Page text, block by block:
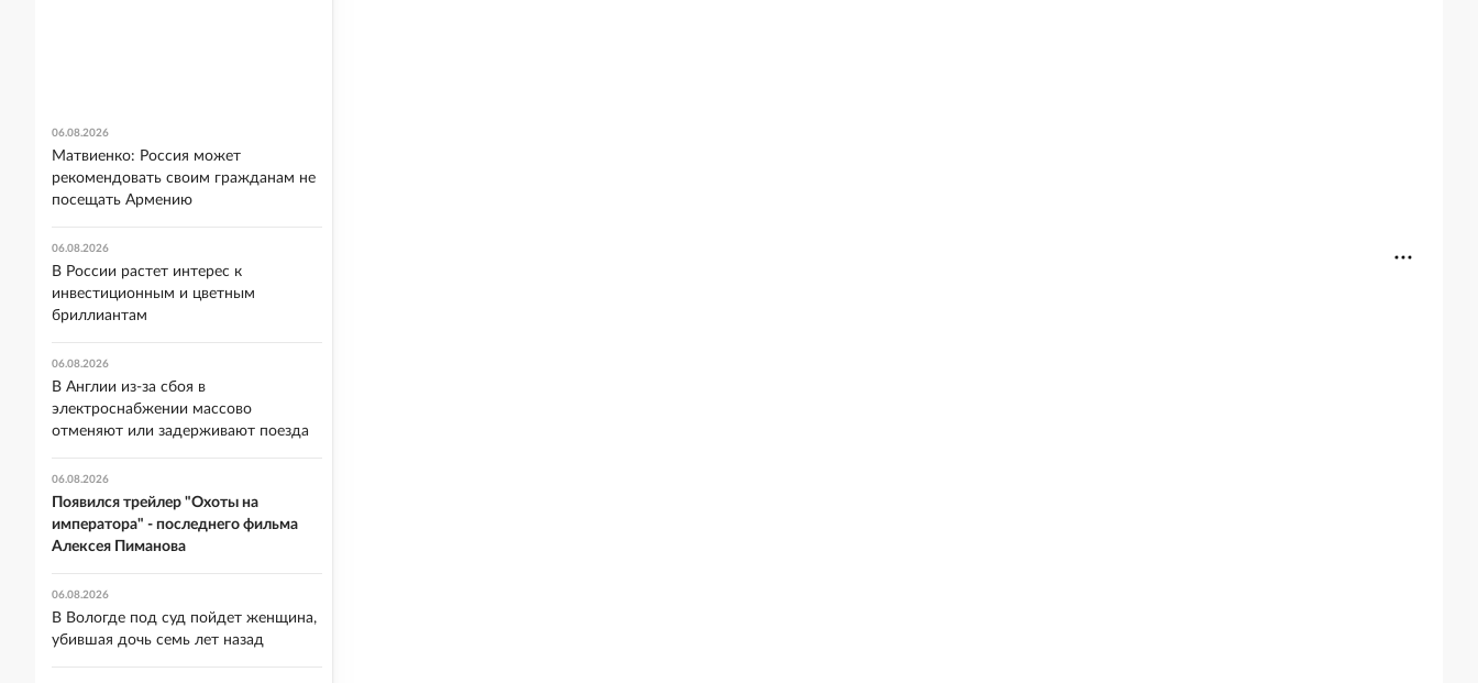
06.08.2026
Матвиенко: Россия может
рекомендовать своим гражданам не
посещать Армению
06.08.2026
В России растет интерес к
инвестиционным и цветным
бриллиантам
06.08.2026
В Англии из-за сбоя в
электроснабжении массово
отменяют или задерживают поезда
06.08.2026
Появился трейлер "Охоты на
императора" - последнего фильма
Алексея Пиманова
06.08.2026
В Вологде под суд пойдет женщина,
убившая дочь семь лет назад